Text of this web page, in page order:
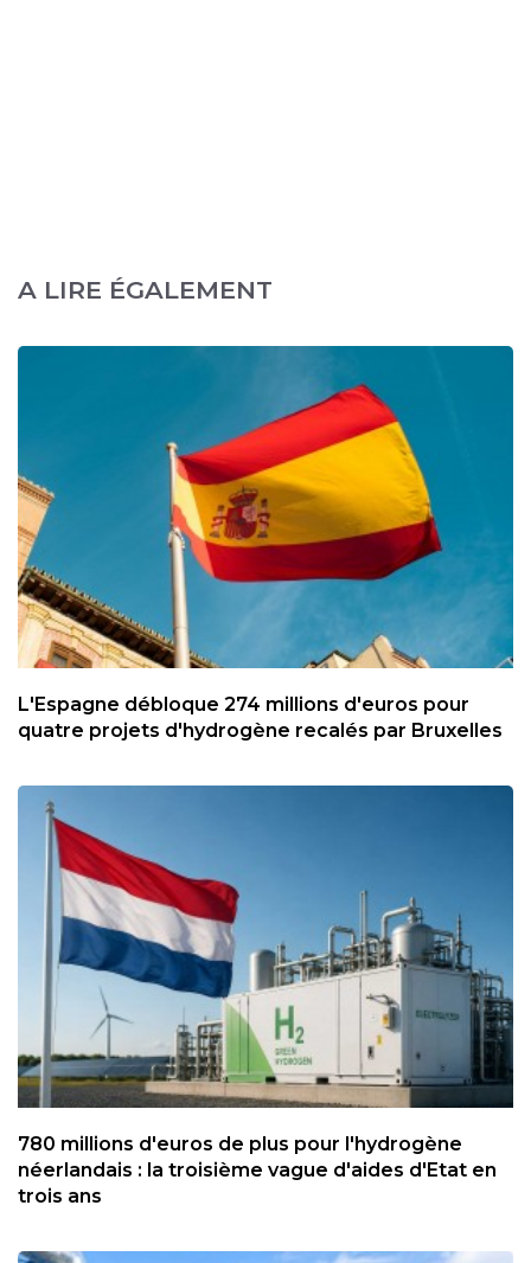
A LIRE ÉGALEMENT
L'Espagne débloque 274 millions d'euros pour
quatre projets d'hydrogène recalés par Bruxelles
780 millions d'euros de plus pour l'hydrogène
néerlandais : la troisième vague d'aides d'Etat en
trois ans